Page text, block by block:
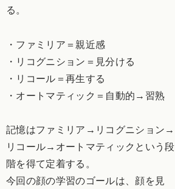
る。
・ファミリア＝親近感
・リコグニション＝見分ける
・リコール＝再生する
・オートマティック＝自動的→習熟
記憶はファミリア→リコグニション→
リコール→オートマティックという段
階を得て定着する。
今回の顔の学習のゴールは、顔を見